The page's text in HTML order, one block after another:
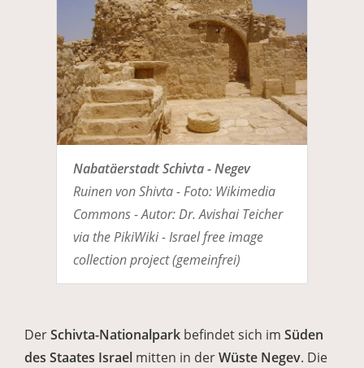
Nabatäerstadt Schivta - Negev
Ruinen von Shivta - Foto: Wikimedia
Commons - Autor: Dr. Avishai Teicher
via the PikiWiki - Israel free image
collection project (gemeinfrei)
DerSchivta-Nationalpark befindet sich im Süden
des Staates Israel mitten in derWüste Negev. Die